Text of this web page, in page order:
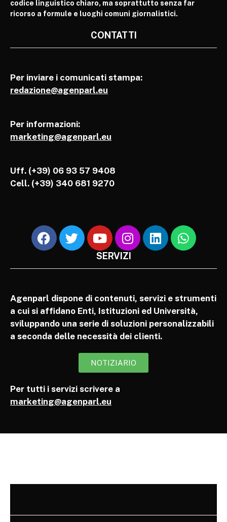
codice linguistico chiaro, ma soprattutto senza far
ricorso a formule e luoghi comuni giornalistici.
CONTATTI
Per inviare i comunicati stampa:
redazione@agenparl.eu
Per informazioni:
marketing@agenparl.eu
Uff. (+39) 06 93 57 9408
Cell. (+39) 340 681 9270
SERVIZI
Agenparl dispone di contenuti, servizi e strumenti
a cui si affidano Enti, Istituzioni ed Università,
sviluppando una serie di soluzioni personalizzabili
a seconda delle necessità dei clienti.
NOTIZIARIO
Per tutti i servizi scrivere a
marketing@agenparl.eu